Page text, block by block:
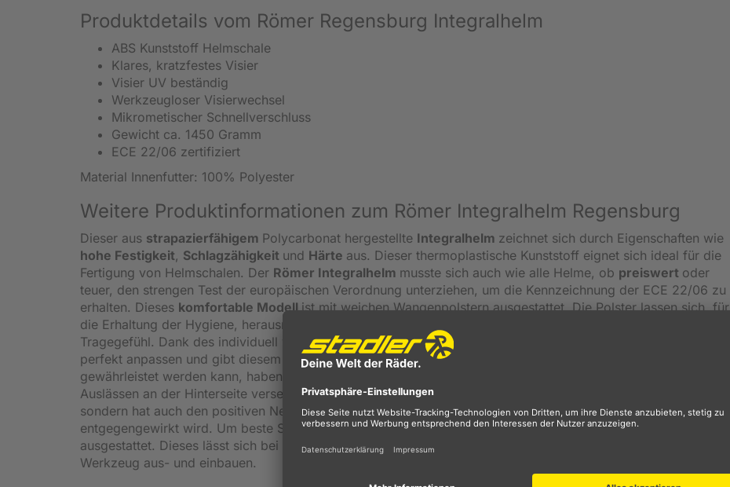
Produktdetails vom Römer Regensburg Integralhelm
ABS Kunststoff Helmschale
Klares, kratzfestes Visier
Visier UV beständig
Werkzeugloser Visierwechsel
Mikrometischer Schnellverschluss
Gewicht ca. 1450 Gramm
ECE 22/06 zertifiziert
Material Innenfutter: 100% Polyester
Weitere Produktinformationen zum Römer Integralhelm Regensburg
Dieser aus strapazierfähigem Polycarbonat hergestellte Integralhelm zeichnet sich durch Eigenschaften wie
hohe Festigkeit, Schlagzähigkeit und Härte aus. Dieser thermoplastische Kunststoff eignet sich ideal für die
Fertigung von Helmschalen. Der Römer Integralhelm musste sich auch wie alle Helme, ob preiswert oder
teuer, den strengen Test der europäischen Verordnung unterziehen, um die Kennzeichnung der ECE 22/06 zu
erhalten. Dieses komfortable Modellist mit weichen Wangenpolstern ausgestattet. Die Polster lassen sich, für
die Erhaltung der Hygiene, herausnehmen und waschen und sorgen somit für ein stetig angenehmes
Tragegefühl. Dank des individuell verstellbaren Kinnriemens mit Rasten Verschluss, lässt sich der Integralhelm
perfekt anpassen und gibt diesem einen sicheren Halt. Damit eine
gewährleistet werden kann, haben die Designer diesen mit
Auslässen an der Hinterseite versehen. Eine idealeFrischluftzufuhr
sondern hat auch den positiven Nebeneffekt, dass eventuell auftretenden Ermüdungserscheinungen
entgegengewirkt wird. Um beste Sicht zu garantieren, wurde der Helm mit einem klaren und kratzfesten Visier
ausgestattet. Dieses lässt sich bei Bedarf durch den speziellen Wechsel-System schnell und einfach ohne
Werkzeug aus- und einbauen.